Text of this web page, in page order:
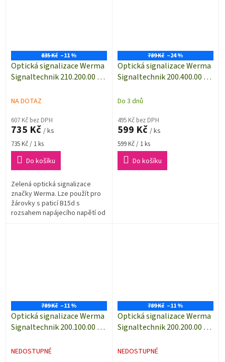
835 Kč –11 %
Optická signalizace Werma
Signaltechnik 210.200.00 |
| 12-240 V AC/DC
NA DOTAZ
607 Kč bez DPH
735 Kč / ks
Měrná
cena:
735 Kč / 1 ks
Do košíku
Zelená optická signalizace
značky Werma. Lze použít pro
žárovky s paticí B15d s
rozsahem napájecího napětí od
789 Kč –24 %
Optická signalizace Werma
Signaltechnik 200.400.00 |
12-240 V AC/DC
Do 3 dnů
495 Kč bez DPH
599 Kč / ks
Měrná
cena:
599 Kč / 1 ks
Do košíku
789 Kč –11 %
Optická signalizace Werma
Signaltechnik 200.100.00 |
světlo | 12-240 V AC/DC
NEDOSTUPNÉ
789 Kč –11 %
Optická signalizace Werma
Signaltechnik 200.200.00 |
| 12-240 V AC/DC
NEDOSTUPNÉ